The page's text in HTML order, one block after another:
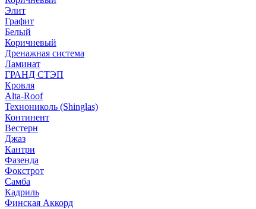
Элит
Графит
Белый
Коричневый
Дренажная система
Ламинат
ГРАНД СТЭП
Кровля
Alta-Roof
Технониколь (Shinglas)
Континент
Вестерн
Джаз
Кантри
Фазенда
Фокстрот
Самба
Кадриль
Финская Аккорд